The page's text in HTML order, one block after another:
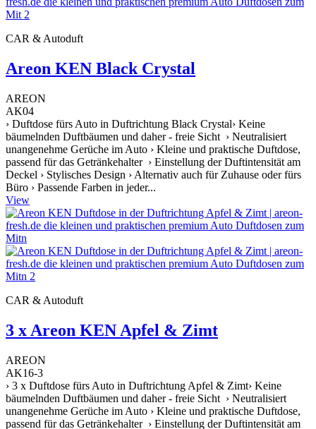
CAR & Autoduft
Areon KEN Black Crystal
AREON
AK04
› Duftdose fürs Auto in Duftrichtung Black Crystal› Keine
bäumelnden Duftbäumen und daher - freie Sicht › Neutralisiert
unangenehme Gerüche im Auto › Kleine und praktische Duftdose,
passend für das Getränkehalter › Einstellung der Duftintensität am
Deckel › Stylisches Design › Alternativ auch für Zuhause oder fürs
Büro › Passende Farben in jeder...
View
CAR & Autoduft
3 x Areon KEN Apfel & Zimt
AREON
AK16-3
› 3 x Duftdose fürs Auto in Duftrichtung Apfel & Zimt› Keine
bäumelnden Duftbäumen und daher - freie Sicht › Neutralisiert
unangenehme Gerüche im Auto › Kleine und praktische Duftdose,
passend für das Getränkehalter › Einstellung der Duftintensität am